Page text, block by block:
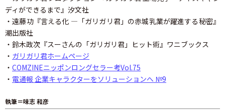
ディができるまで』汐文社
・遠藤功『言える化 ―「ガリガリ君」の赤城乳業が躍進する秘密』
潮出版社
・鈴木政次『スーさんの「ガリガリ君」ヒット術』ワニブックス
・ ガリガリ君ホームページ
・ COMZINEニッポンロングセラー考Vol.75
・ 電通報 企業キャラクターをソリューションへ №9
執筆＝味志 和彦